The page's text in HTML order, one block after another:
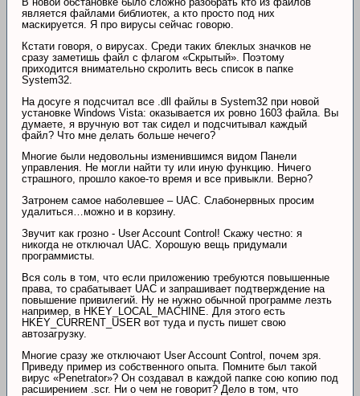
является файлами библиотек, а кто просто под них
маскируется. Я про вирусы сейчас говорю.
Кстати говоря, о вирусах. Среди таких блеклых значков не
сразу заметишь файл с флагом «Скрытый». Поэтому
приходится внимательно скролить весь список в папке
System32.
На досуге я подсчитал все .dll файлы в System32 при новой
установке Windows Vista: оказывается их ровно 1603 файла. Вы
думаете, я вручную вот так сидел и подсчитывал каждый
файл? Что мне делать больше нечего?
Многие были недовольны изменившимся видом Панели
управления. Не могли найти ту или иную функцию. Ничего
страшного, прошло какое-то время и все привыкли. Верно?
Затронем самое наболевшее – UAC. Слабонервных просим
удалиться…можно и в корзину.
Звучит как грозно - User Account Control! Скажу честно: я
никогда не отключал UAC. Хорошую вещь придумали
программисты.
Вся соль в том, что если приложению требуются повышенные
права, то срабатывает UAC и запрашивает подтверждение на
повышение привилегий. Ну не нужно обычной программе лезть
например, в HKEY_LOCAL_MACHINE. Для этого есть
HKEY_CURRENT_USER вот туда и пусть пишет свою
автозагрузку.
Многие сразу же отключают User Account Control, почем зря.
Приведу пример из собственного опыта. Помните был такой
вирус «Penetrator»? Он создавал в каждой папке сою копию под
расширением .scr. Ни о чем не говорит? Дело в том, что